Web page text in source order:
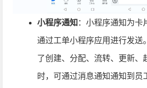
小程序通知 ：小程序通知为卡
通过工单小程序应用进行发送
了创建、分配、流转、更新、
时，可通过消息通知通知到员